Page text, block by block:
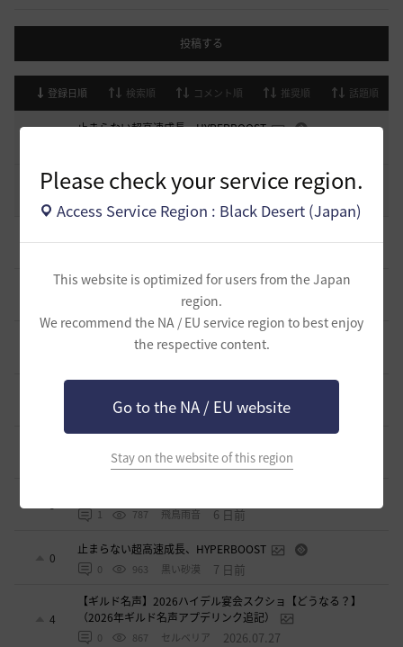
Please check your service region.
Access Service Region : Black Desert (Japan)
This website is optimized for users from the Japan
region.
We recommend the NA / EU service region to best enjoy
the respective content.
Go to the NA / EU website
Stay on the website of this region
投稿する
登録日順 検索順 コメント順 推奨順 話題順
止まらない超高速成長、HYPERBOOST
51
コミュニティの利用にあたって
2020.03.25
1
デヴォレカアクセサリーの使い道
tanupon 7 時間前
そんなこと知ってらぁ…なこと？
ノウワン
334 威璃亜-日本 2 日前
357 歩くマシュマロ-日本 2 日前
1 787 飛鳥雨音 6 日前
0
止まらない超高速成長、HYPERBOOST
0 963 黒い砂漠 7 日前
4
【ギルド名声】2026ハイデル宴会スクショ【どうなる？】
（2026年ギルド名声アプデリンク追記）
0 867 セルベリア 2026.07.27